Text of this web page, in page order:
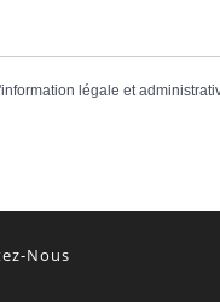
légale et
Nous